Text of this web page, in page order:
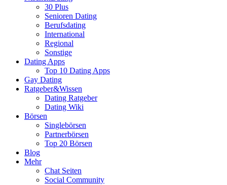
30 Plus
Senioren Dating
Berufsdating
International
Regional
Sonstige
Dating Apps
Top 10 Dating Apps
Gay Dating
Ratgeber&Wissen
Dating Ratgeber
Dating Wiki
Börsen
Singlebörsen
Partnerbörsen
Top 20 Börsen
Blog
Mehr
Chat Seiten
Social Community